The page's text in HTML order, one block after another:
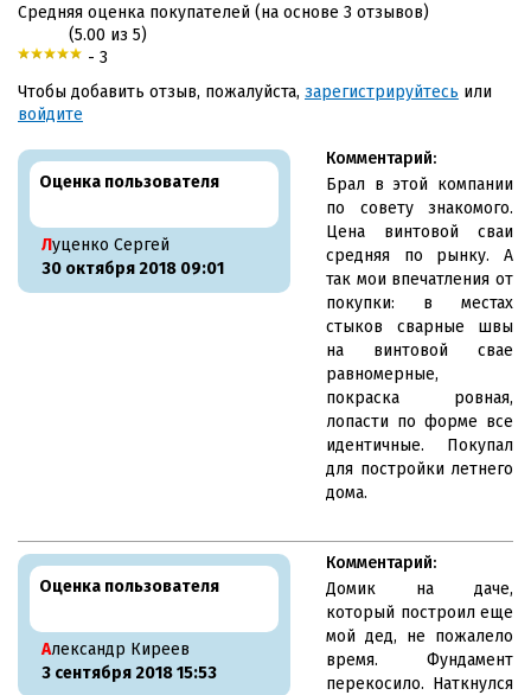
Средняя оценка покупателей (на основе 3 отзывов)
(5.00 из 5)
- 3
Чтобы добавить отзыв, пожалуйста, зарегистрируйтесь или
войдите
Оценка пользователя
Луценко Сергей
30 октября 2018 09:01
Комментарий:
Брал в этой компании
по совету знакомого.
Цена винтовой сваи
средняя по рынку. А
так мои впечатления от
покупки: в местах
стыков сварные швы
на винтовой свае
равномерные,
покраска ровная,
лопасти по форме все
идентичные. Покупал
для постройки летнего
дома.
Оценка пользователя
Александр Киреев
3 сентября 2018 15:53
Комментарий:
Домик на даче,
который построил еще
мой дед, не пожалело
время. Фундамент
перекосило. Наткнулся